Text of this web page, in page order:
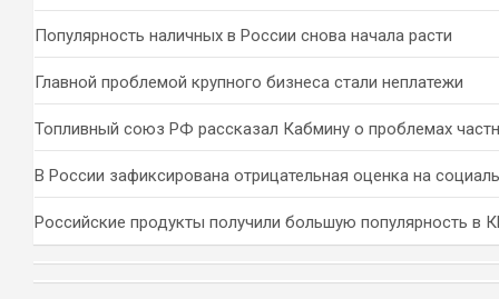
Популярность наличных в России снова начала расти
Главной проблемой крупного бизнеса стали неплатежи
Топливный союз РФ рассказал Кабмину о проблемах
В России зафиксирована отрицательная оценка на
Российские продукты получили большую популярность в